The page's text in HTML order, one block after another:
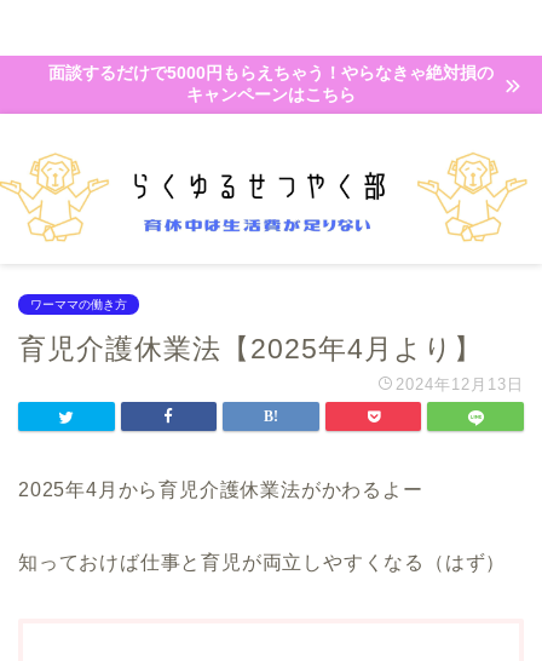
面談するだけで5000円もらえちゃう！やらなきゃ絶対損の
キャンペーンはこちら
ワーママの働き方
育児介護休業法【2025年4月より】
2024年12月13日
2025年4月から育児介護休業法がかわるよー
知っておけば仕事と育児が両立しやすくなる（はず）